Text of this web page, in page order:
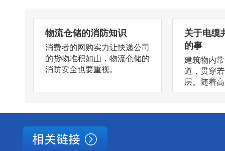
物流仓储的消防知识
消费者的网购实力让快递公司
的货物堆积如山，物流仓储的
消防安全也要重视。
关于电缆
的事
建筑物内
道，贯穿
层。随着